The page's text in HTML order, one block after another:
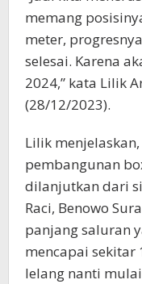
memang
meter,
selesai. Karena
2024,” kata Lilik
(28/12/2023).
Lilik
pembangunan
dilanjutkan dari
Raci, Benowo
panjang saluran
mencapai sekitar
lelang nanti